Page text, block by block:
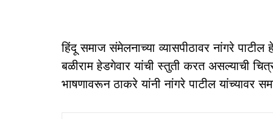
हिंदू समाज संमेलनाच्या व्यासपीठावर नांगरे
बळीराम हेडगेवार यांची स्तुती करत असल्याची
भाषणावरून ठाकरे यांनी नांगरे पाटील यांच्यावर